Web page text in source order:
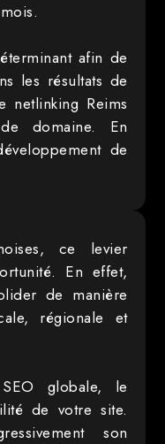
afin de
les résultats de
netlinking Reims
domaine. En
de
ce levier
En effet,
de manière
régionale et
globale, le
de votre site.
son